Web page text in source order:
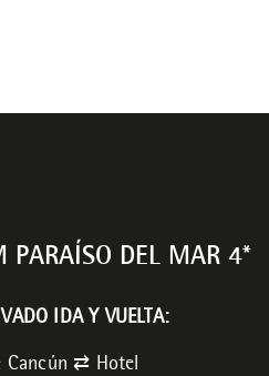
PARAÍSO DEL MAR 4*
IDA Y VUELTA:
Cancún ⇄ Hotel